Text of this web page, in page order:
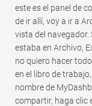
este es el panel de
de ir allí, voy a ir a
vista del navegador.
estaba en Archivo,
no quiero hacer
en el libro de
nombre de
compartir, haga clic